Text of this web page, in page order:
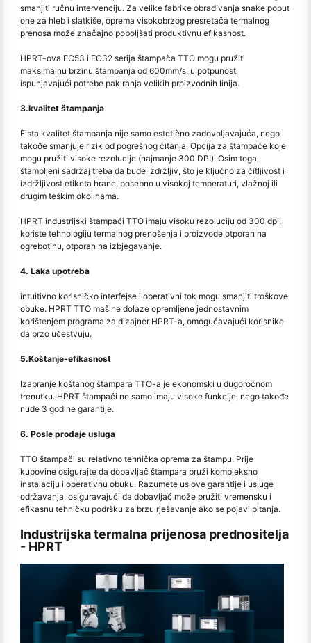
smanjiti ručnu intervenciju. Za velike fabrike obrađivanja snake poput
one za hleb i slatkiše, oprema visokobrzog presretača termalnog
prenosa može značajno poboljšati produktivnu efikasnost.
HPRT-ova FC53 i FC32 serija štampača TTO mogu pružiti
maksimalnu brzinu štampanja od 600mm/s, u potpunosti
ispunjavajući potrebe pakiranja velikih proizvodnih linija.
3.kvalitet štampanja
Èista kvalitet štampanja nije samo estetièno zadovoljavajuća, nego
takoðe smanjuje rizik od pogrešnog čitanja. Opcija za štampače koje
mogu pružiti visoke rezolucije (najmanje 300 DPI). Osim toga,
štampljeni sadržaj treba da bude izdržljiv, što je ključno za čitljivost i
izdržljivost etiketa hrane, posebno u visokoj temperaturi, vlažnoj ili
drugim teškim okolinama.
HPRT industrijski štampači TTO imaju visoku rezoluciju od 300 dpi,
koriste tehnologiju termalnog prenošenja i proizvode otporan na
ogrebotinu, otporan na izbjegavanje.
4. Laka upotreba
intuitivno korisničko interfejse i operativni tok mogu smanjiti troškove
obuke. HPRT TTO mašine dolaze opremljene jednostavnim
korištenjem programa za dizajner HPRT-a, omogućavajući korisnike
da brzo učestvuju.
5.Koštanje-efikasnost
Izabranje koštanog štampara TTO-a je ekonomski u dugoročnom
trenutku. HPRT štampači ne samo imaju visoke funkcije, nego takođe
nude 3 godine garantije.
6. Posle prodaje usluga
TTO štampači su relativno tehnička oprema za štampu. Prije
kupovine osigurajte da dobavljač štampara pruži kompleksno
instalaciju i operativnu obuku. Razumete uslove garantije i usluge
održavanja, osiguravajući da dobavljač može pružiti vremensku i
efikasnu tehničku podršku za brzu rješavanje ako se pojavi pitanja.
Industrijska termalna prijenosa prednositelja
- HPRT